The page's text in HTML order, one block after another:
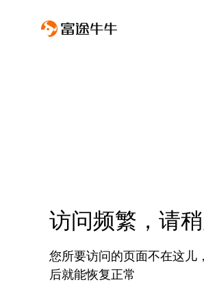
访问频繁，请
您所要访问的页面不在这儿
后就能恢复正常